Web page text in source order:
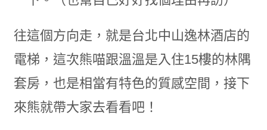
往這個方向走，就是台北中山逸林酒店的
電梯，這次熊喵跟溫溫是入住15樓的林隅
套房，也是相當有特色的質感空間，接下
來熊就帶大家去看看吧！